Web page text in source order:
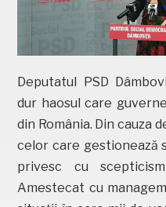
Deputatul PSD
dur haosul care
din România. Din cauza
celor care gestionează
privesc cu
Amestecat cu